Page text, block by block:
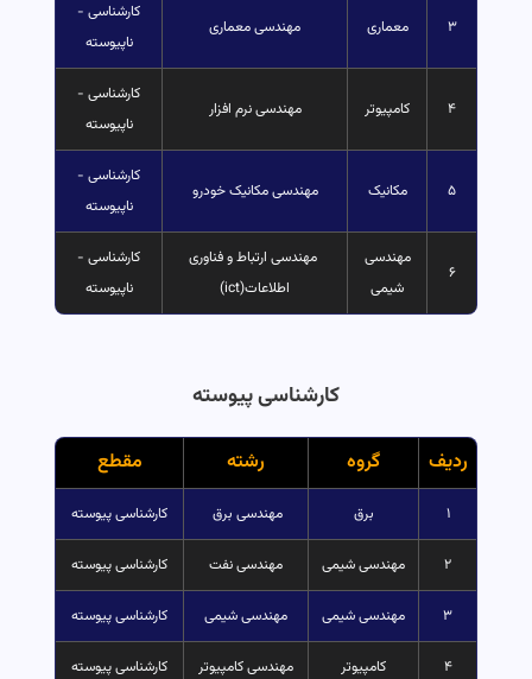
۳ معماری مهندسی معماری
کارشناسی -
ناپیوسته
۴ کامپیوتر مهندسی نرم افزار
کارشناسی -
ناپیوسته
۵ مکانیک مهندسی مکانیک خودرو
کارشناسی -
ناپیوسته
۶
مهندسی
شیمی
مهندسی ارتباط و فناوری
اطلاعات(ict)
کارشناسی -
ناپیوسته
کارشناسی پیوسته
ردیف گروه رشته مقطع
۱ برق مهندسی برق کارشناسی پیوسته
۲ مهندسی شیمی مهندسی نفت کارشناسی پیوسته
۳ مهندسی شیمی مهندسی شیمی کارشناسی پیوسته
۴ کامپیوتر مهندسی کامپیوتر کارشناسی پیوسته